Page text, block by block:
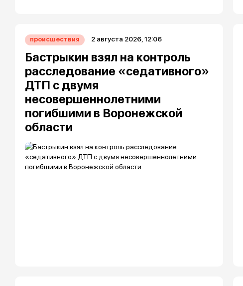
происшествия 2 августа 2026, 12:06
Бастрыкин взял на контроль
расследование «седативного»
ДТП с двумя
несовершеннолетними
погибшими в Воронежской
области